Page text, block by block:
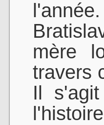
mère
travers
Il